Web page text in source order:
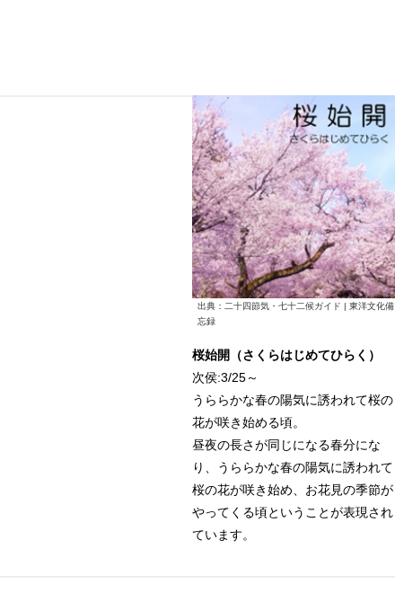
出典：二十四節気・七十二候ガイド | 東洋文化備
忘録
桜始開（さくらはじめてひらく）
次侯:3/25～
うららかな春の陽気に誘われて桜の
花が咲き始める頃。
昼夜の長さが同じになる春分にな
り、うららかな春の陽気に誘われて
桜の花が咲き始め、お花見の季節が
やってくる頃ということが表現され
ています。